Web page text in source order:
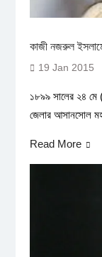
কাজী নজরুল
19 Jan 2015
১৮৯৯ সালের ২৪ মে
জেলার আসানসোল
Read More